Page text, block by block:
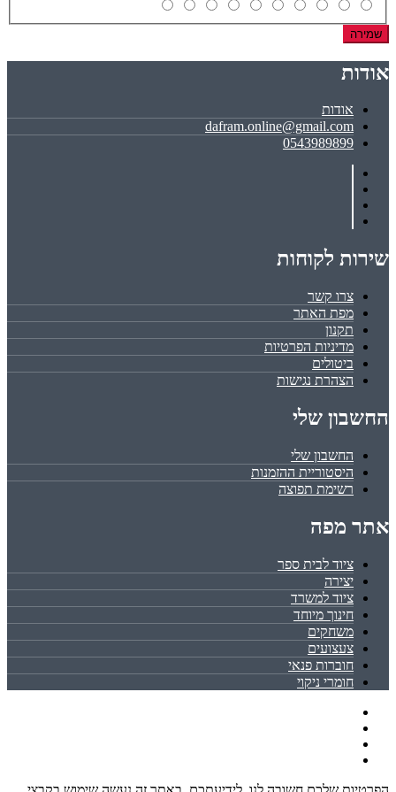
שמירה
אודות
אודות
dafram.online@gmail.com
0543989899
שירות לקוחות
צרו קשר
מפת האתר
תקנון
מדיניות הפרטיות
ביטולים
הצהרת נגישות
החשבון שלי
החשבון שלי
היסטוריית ההזמנות
רשימת תפוצה
אתר מפה
ציוד לבית ספר
יצירה
ציוד למשרד
חינוך מיוחד
משחקים
צעצועים
חוברות פנאי
חומרי ניקוי